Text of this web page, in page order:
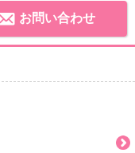
お問い合わせ